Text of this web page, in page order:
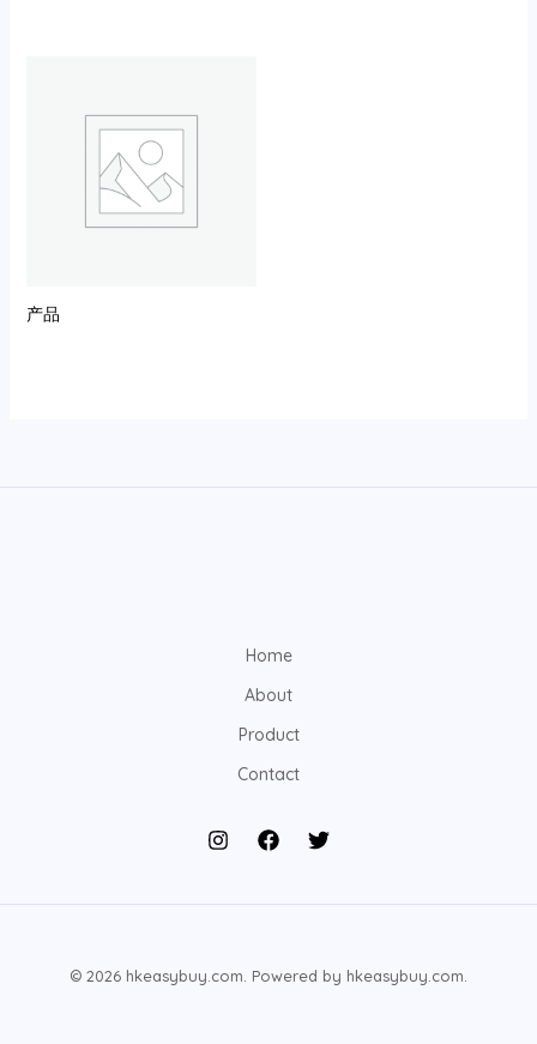
产品
Home
About
Product
Contact
© 2026 hkeasybuy.com. Powered by hkeasybuy.com.